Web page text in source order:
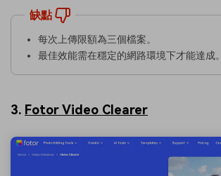
缺點
每次上傳限額為三個檔案。
最佳效能需在穩定的網路環境下才能達成。
3. Fotor Video Clearer